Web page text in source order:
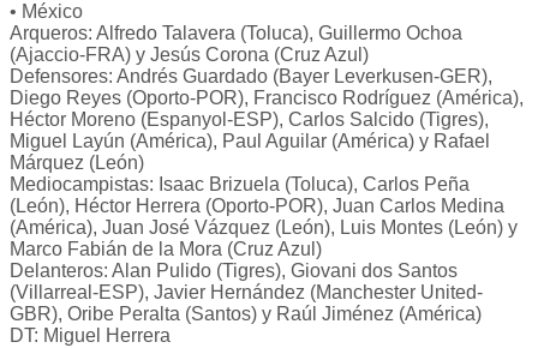
• México
Arqueros: Alfredo Talavera (Toluca), Guillermo Ochoa
(Ajaccio-FRA) y Jesús Corona (Cruz Azul)
Defensores: Andrés Guardado (Bayer Leverkusen-GER),
Diego Reyes (Oporto-POR), Francisco Rodríguez (América),
Héctor Moreno (Espanyol-ESP), Carlos Salcido (Tigres),
Miguel Layún (América), Paul Aguilar (América) y Rafael
Márquez (León)
Mediocampistas: Isaac Brizuela (Toluca), Carlos Peña
(León), Héctor Herrera (Oporto-POR), Juan Carlos Medina
(América), Juan José Vázquez (León), Luis Montes (León) y
Marco Fabián de la Mora (Cruz Azul)
Delanteros: Alan Pulido (Tigres), Giovani dos Santos
(Villarreal-ESP), Javier Hernández (Manchester United-
GBR), Oribe Peralta (Santos) y Raúl Jiménez (América)
DT: Miguel Herrera